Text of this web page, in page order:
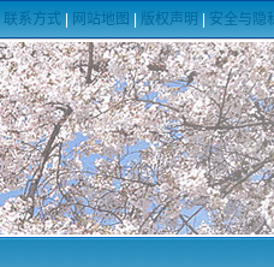
联系方式 网站地图 版权声明 安全与隐